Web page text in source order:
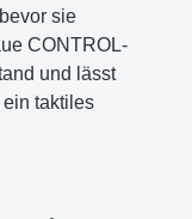
sie
CONTROL-
und lässt
taktiles